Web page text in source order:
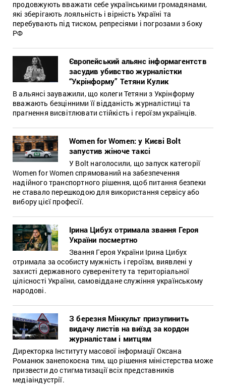
продовжують вважати себе українськими громадянами,
які зберігають лояльність і вірність Україні та
перебувають під тиском, репресіями і погрозами з боку
РФ
Європейський альянс інформагентств
засудив убивство журналістки
“Укрінформу” Тетяни Кулик
В альянсі зауважили, що колеги Тетяни з Укрінформу
вважають безцінними її відданість журналістиці та
прагнення висвітлювати стійкість і героїзм українців.
Women for Women: у Києві Bolt
запустив жіноче таксі
У Bolt наголосили, що запуск категорії
Women for Women спрямований на забезпечення
надійного транспортного рішення, щоб питання безпеки
не ставало перешкодою для використання сервісу або
вибору цієї професії.
Ірина Цибух отримала звання Героя
України посмертно
Звання Героя України Ірина Цибух
отримала за особисту мужність і героїзм, виявлені у
захисті державного суверенітету та територіальної
цілісності України, самовіддане служіння українському
народові.
З березня Мінкульт призупинить
видачу листів на виїзд за кордон
журналістам і митцям
Директорка Інституту масової інформації Оксана
Романюк занепокоєна тим, що рішення міністерства може
призвести до стигматизації всіх представників
медіаіндустрії.